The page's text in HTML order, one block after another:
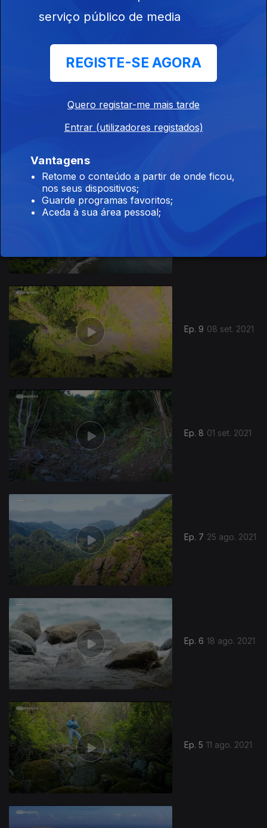
19 mar. 2022
Ep. 9 08 set. 2021
Ep. 8 01 set. 2021
Ep. 7 25 ago. 2021
Ep. 6 18 ago. 2021
Ep. 5 11 ago. 2021
559359
serviço público de media
REGISTE-SE AGORA
Quero registar-me mais tarde
Entrar (utilizadores registados)
Vantagens
Retome o conteúdo a partir de onde ficou,
nos seus dispositivos;
Guarde programas favoritos;
Aceda à sua área pessoal;